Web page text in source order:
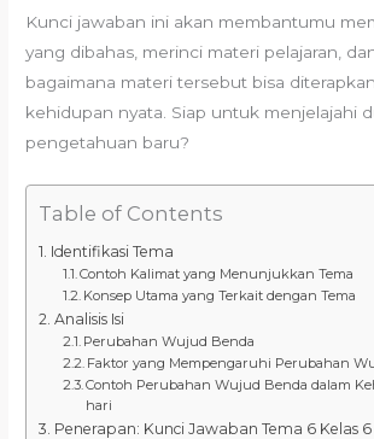
Kunci jawaban ini akan membantumu
yang dibahas, merinci materi pelajaran,
bagaimana materi tersebut bisa
kehidupan nyata. Siap untuk menjelajahi
pengetahuan baru?
Table of Contents
Identifikasi Tema
Contoh Kalimat yang Menunjukkan Tema
Konsep Utama yang Terkait dengan Tema
Analisis Isi
Perubahan Wujud Benda
Faktor yang Mempengaruhi Perubahan
Contoh Perubahan Wujud Benda dalam
hari
Penerapan: Kunci Jawaban Tema 6 Kelas